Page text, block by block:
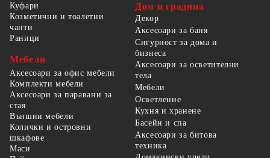
Куфари
Козметични и тоалетни
чанти
Раници
Мебели
Аксесоари за офис мебели
Комплекти мебели
Аксесоари за паравани за
стая
Външни мебели
Колички и островни
шкафове
Маси
Дом и градина
Декор
Аксесоари за баня
Сигурност за дома и
бизнеса
Аксесоари за осветителни
тела
Мебели
Осветление
Кухня и хранене
Басейн и спа
Аксесоари за битова
техника